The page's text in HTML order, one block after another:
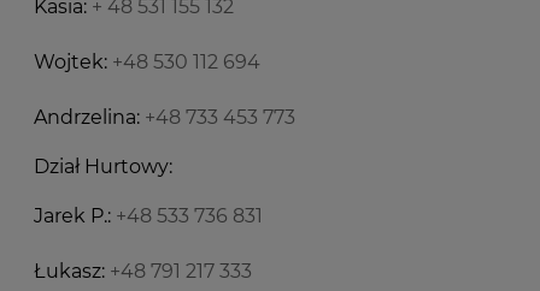
Kasia: + 48 531 155 132
Wojtek: +48 530 112 694
Andrzelina: +48 733 453 773
Dział Hurtowy:
Jarek P.: +48 533 736 831
Łukasz: +48 791 217 333